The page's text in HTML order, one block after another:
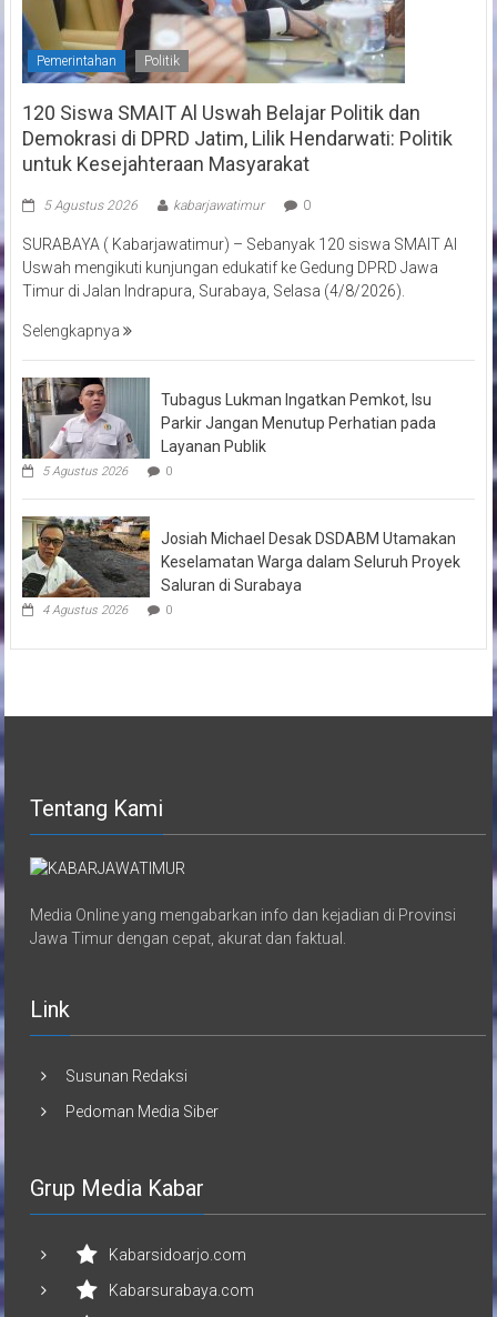
Pemerintahan Politik
120 Siswa SMAIT Al Uswah Belajar Politik dan
Demokrasi di DPRD Jatim, Lilik Hendarwati: Politik
untuk Kesejahteraan Masyarakat
5 Agustus 2026 kabarjawatimur 0
SURABAYA ( Kabarjawatimur) – Sebanyak 120 siswa SMAIT Al
Uswah mengikuti kunjungan edukatif ke Gedung DPRD Jawa
Timur di Jalan Indrapura, Surabaya, Selasa (4/8/2026).
Selengkapnya
Tubagus Lukman Ingatkan Pemkot, Isu
Parkir Jangan Menutup Perhatian pada
Layanan Publik
5 Agustus 2026 0
Josiah Michael Desak DSDABM Utamakan
Keselamatan Warga dalam Seluruh Proyek
Saluran di Surabaya
4 Agustus 2026 0
Tentang Kami
Media Online yang mengabarkan info dan kejadian di Provinsi
Jawa Timur dengan cepat, akurat dan faktual.
Link
Susunan Redaksi
Pedoman Media Siber
Grup Media Kabar
Kabarsidoarjo.com
Kabarsurabaya.com